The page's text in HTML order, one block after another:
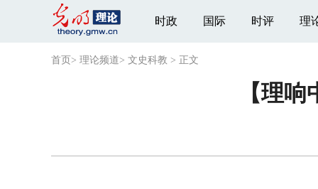
时政 国际 时评 理
首页 > 理论频道> 文史科教 > 正文
【理